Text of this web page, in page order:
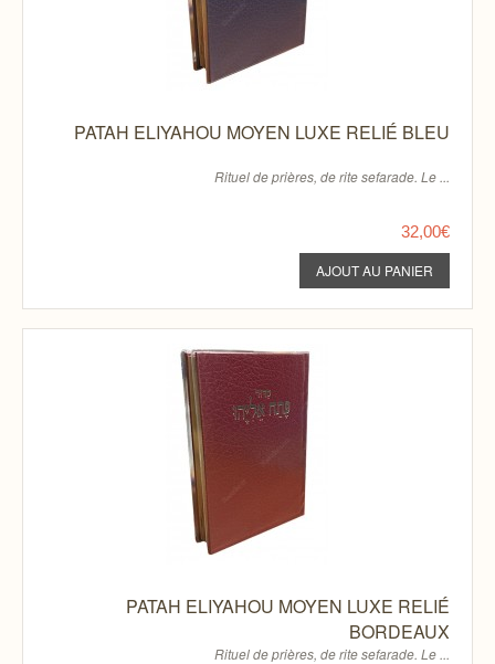
PATAH ELIYAHOU MOYEN LUXE RELIÉ BLEU
Rituel de prières, de rite sefarade. Le ...
32,00€
PATAH ELIYAHOU MOYEN LUXE RELIÉ
BORDEAUX
Rituel de prières, de rite sefarade. Le ...